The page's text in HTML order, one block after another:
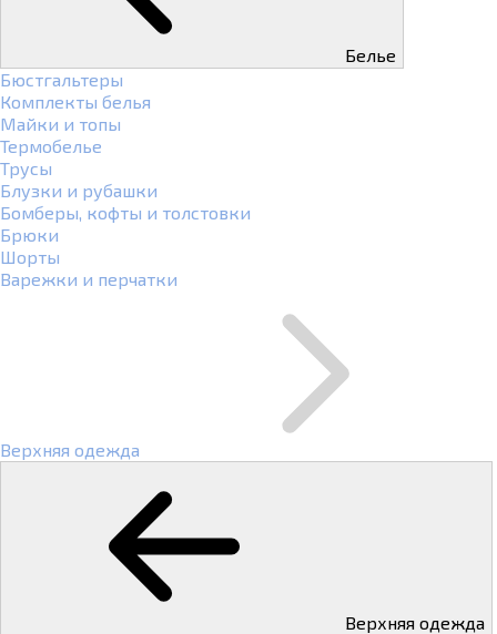
Белье
Бюстгальтеры
Комплекты белья
Майки и топы
Термобелье
Трусы
Блузки и рубашки
Бомберы, кофты и толстовки
Брюки
Шорты
Варежки и перчатки
Верхняя одежда
Верхняя одежда